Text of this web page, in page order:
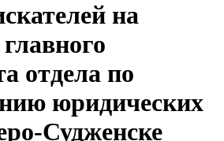
на
отдела по
юридических
Судженске